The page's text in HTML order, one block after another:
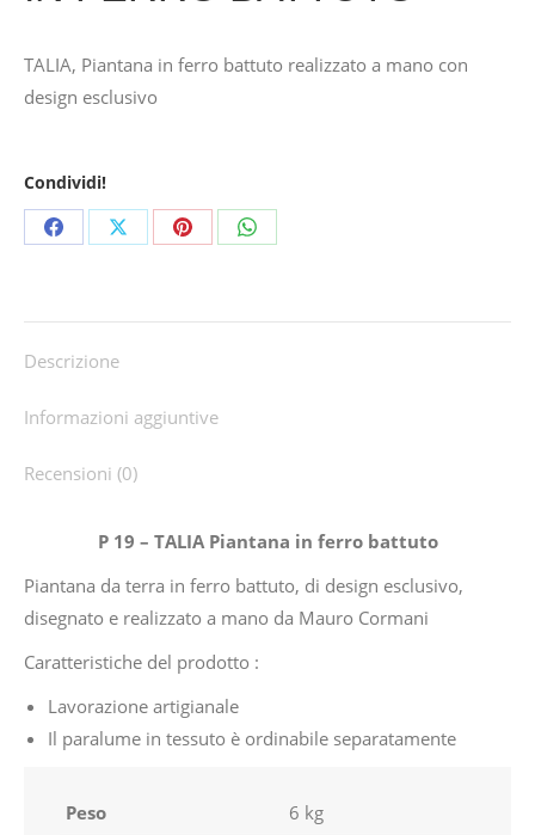
TALIA, Piantana in ferro battuto realizzato a mano con
design esclusivo
Condividi!
Share Share Share Share
Descrizione
Informazioni aggiuntive
Recensioni (0)
P 19 – TALIA Piantana in ferro battuto
Piantana da terra in ferro battuto, di design esclusivo,
disegnato e realizzato a mano da Mauro Cormani
Caratteristiche del prodotto :
Lavorazione artigianale
Il paralume in tessuto è ordinabile separatamente
Peso
6 kg